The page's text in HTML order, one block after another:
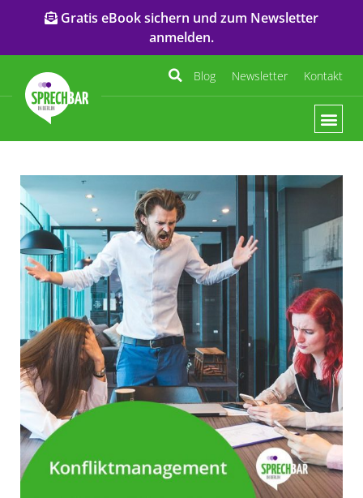
Gratis eBook sichern und zum Newsletter
anmelden.
Blog Newsletter Kontakt